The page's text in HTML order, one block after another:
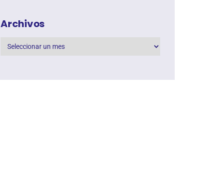
Archivos